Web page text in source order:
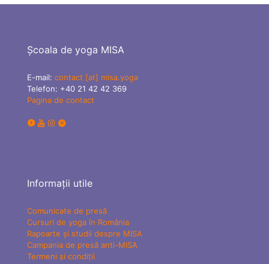
Școala de yoga MISA
E-mail: contact [at] misa.yoga
Telefon: +40 21 42 42 369
Pagina de contact
Informații utile
Comunicate de presă
Cursuri de yoga în România
Rapoarte și studii despre MISA
Campania de presă anti-MISA
Termeni și condiții